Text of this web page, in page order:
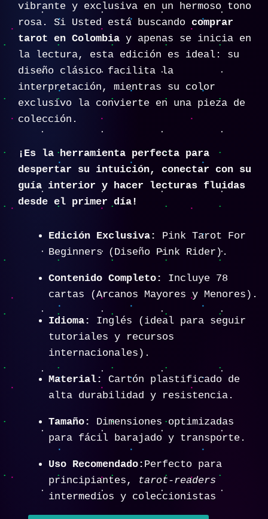
vibrante y exclusiva en un hermoso tono
rosa. Si Usted está buscando comprar
tarot en Colombia y apenas se inicia en
la lectura, esta edición es ideal: su
diseño clásico facilita la
interpretación, mientras su color
exclusivo la convierte en una pieza de
colección.
¡Es la herramienta perfecta para
despertar su intuición, conectar con su
guía interior y hacer lecturas fluidas
desde el primer día!
Edición Exclusiva:
Pink Tarot For
Beginners (Diseño Pink Rider).
Contenido Completo:
Incluye 78
cartas (Arcanos Mayores y Menores).
Idioma:
Inglés (ideal para seguir
tutoriales y recursos
internacionales).
Material:
Cartón plastificado de
alta durabilidad y resistencia.
Tamaño:
Dimensiones optimizadas
para fácil barajado y transporte.
Uso Recomendado: Perfecto para
principiantes,
tarot-readers
intermedios y coleccionistas